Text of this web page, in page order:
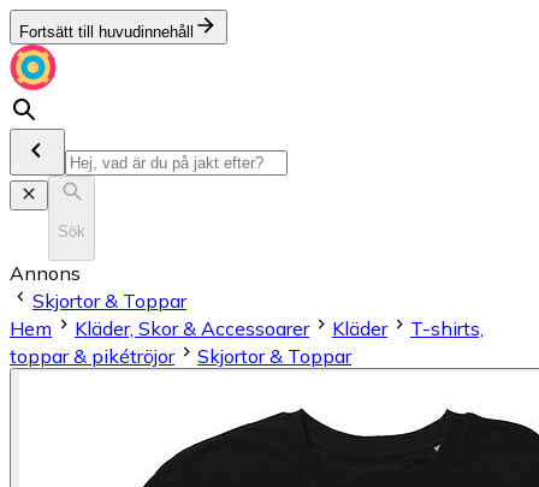
Fortsätt till huvudinnehåll
Sök
Annons
Skjortor & Toppar
Hem
Kläder, Skor & Accessoarer Kläder
T-shirts,
toppar & pikétröjor
Skjortor & Toppar